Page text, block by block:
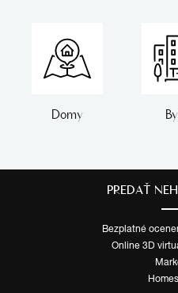
Domy
PREDAŤ
Bezplatné
Online 3D